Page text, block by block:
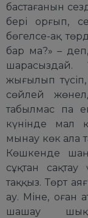
бастағанын
бері орғып,
бөгелсе-ақ
бар ма?» –
жығылып
сөйлей
табылмас па
күнінде мал
мынау көк ала
Көшкенде
сұқтан
таққыз. Төрт
ау. Міне, оған
шашау